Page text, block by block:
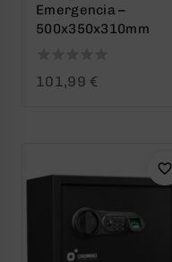
Emergencia –
500x350x310mm
0101,99 €